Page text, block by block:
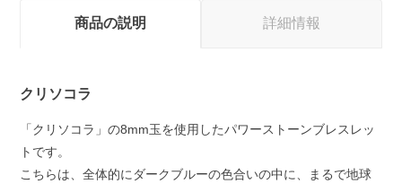
商品の説明 詳細情報
クリソコラ
「クリソコラ」の8mm玉を使用したパワーストーンブレスレッ
トです。
こちらは、全体的にダークブルーの色合いの中に、まるで地球